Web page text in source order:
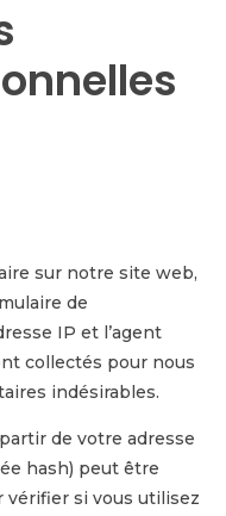
sur notre site web,
de
IP et l’agent
collectés pour nous
indésirables.
de votre adresse
hash) peut être
vérifier si vous utilisez